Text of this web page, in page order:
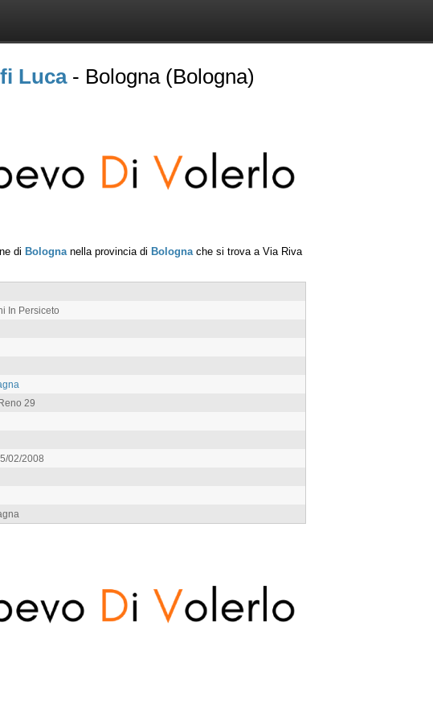
Luca- Bologna (Bologna)
di Bologna nella provincia di Bologna che si trova a Via Riva
In Persiceto
29
02/2008